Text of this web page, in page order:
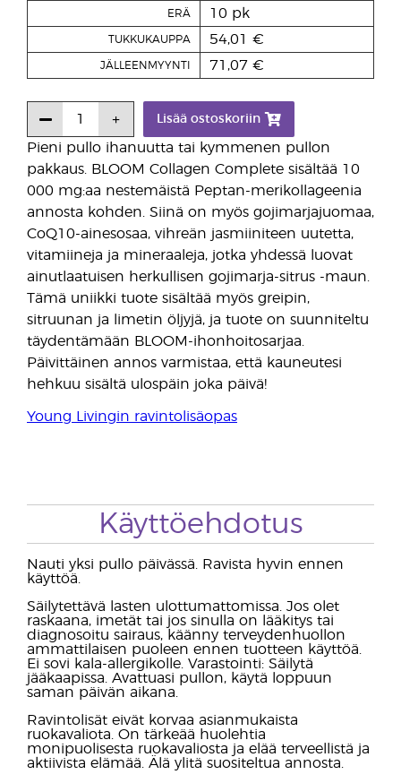
Pieni pullo ihanuutta tai kymmenen pullon
pakkaus. BLOOM Collagen Complete sisältää 10
000 mg:aa nestemäistä Peptan-merikollageenia
annosta kohden. Siinä on myös gojimarjajuomaa,
CoQ10-ainesosaa, vihreän jasmiiniteen uutetta,
vitamiineja ja mineraaleja, jotka yhdessä luovat
ainutlaatuisen herkullisen gojimarja-sitrus -maun.
Tämä uniikki tuote sisältää myös greipin,
sitruunan ja limetin öljyjä, ja tuote on suunniteltu
täydentämään BLOOM-ihonhoitosarjaa.
Päivittäinen annos varmistaa, että kauneutesi
hehkuu sisältä ulospäin joka päivä!
Young Livingin ravintolisäopas
ERÄ 10 pk
TUKKUKAUPPA 54,01 €
JÄLLEENMYYNTI 71,07 €
Lisää ostoskoriin
Käyttöehdotus
Nauti yksi pullo päivässä. Ravista hyvin ennen
käyttöä.
Säilytettävä lasten ulottumattomissa. Jos olet
raskaana, imetät tai jos sinulla on lääkitys tai
diagnosoitu sairaus, käänny terveydenhuollon
ammattilaisen puoleen ennen tuotteen käyttöä.
Ei sovi kala-allergikolle. Varastointi: Säilytä
jääkaapissa. Avattuasi pullon, käytä loppuun
saman päivän aikana.
Ravintolisät eivät korvaa asianmukaista
ruokavaliota. On tärkeää huolehtia
monipuolisesta ruokavaliosta ja elää terveellistä ja
aktiivista elämää. Älä ylitä suositeltua annosta.